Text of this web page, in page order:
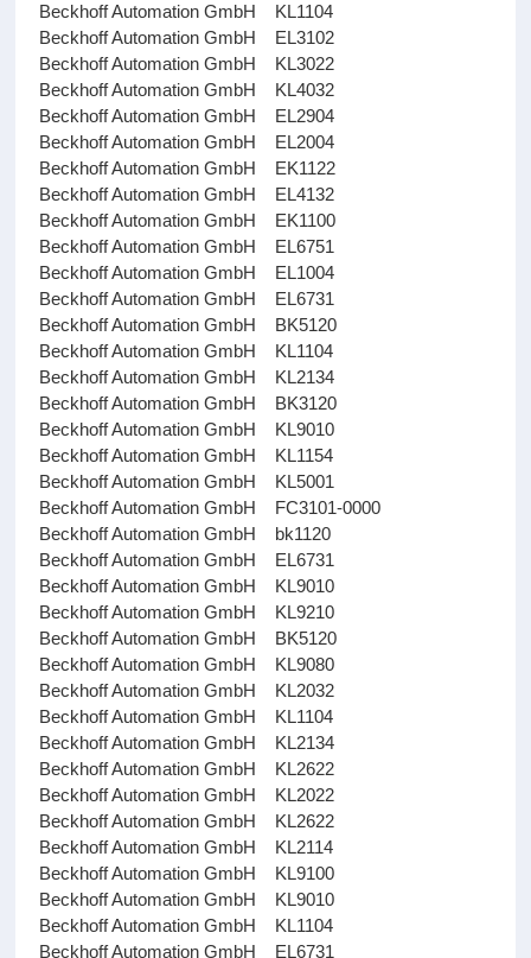
Beckhoff Automation GmbH KL1104
Beckhoff Automation GmbH EL3102
Beckhoff Automation GmbH KL3022
Beckhoff Automation GmbH KL4032
Beckhoff Automation GmbH EL2904
Beckhoff Automation GmbH EL2004
Beckhoff Automation GmbH EK1122
Beckhoff Automation GmbH EL4132
Beckhoff Automation GmbH EK1100
Beckhoff Automation GmbH EL6751
Beckhoff Automation GmbH EL1004
Beckhoff Automation GmbH EL6731
Beckhoff Automation GmbH BK5120
Beckhoff Automation GmbH KL1104
Beckhoff Automation GmbH KL2134
Beckhoff Automation GmbH BK3120
Beckhoff Automation GmbH KL9010
Beckhoff Automation GmbH KL1154
Beckhoff Automation GmbH KL5001
Beckhoff Automation GmbH FC3101-0000
Beckhoff Automation GmbH bk1120
Beckhoff Automation GmbH EL6731
Beckhoff Automation GmbH KL9010
Beckhoff Automation GmbH KL9210
Beckhoff Automation GmbH BK5120
Beckhoff Automation GmbH KL9080
Beckhoff Automation GmbH KL2032
Beckhoff Automation GmbH KL1104
Beckhoff Automation GmbH KL2134
Beckhoff Automation GmbH KL2622
Beckhoff Automation GmbH KL2022
Beckhoff Automation GmbH KL2622
Beckhoff Automation GmbH KL2114
Beckhoff Automation GmbH KL9100
Beckhoff Automation GmbH KL9010
Beckhoff Automation GmbH KL1104
Beckhoff Automation GmbH EL6731